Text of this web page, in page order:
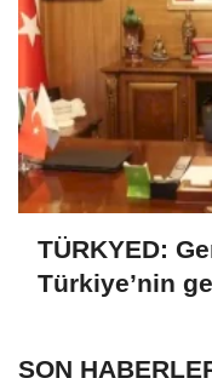
TÜRKYED:
Türkiye’nin
SON